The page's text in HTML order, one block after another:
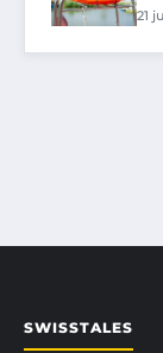
21
SWISSTALES